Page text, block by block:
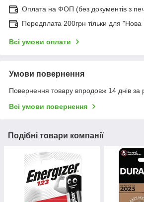
Оплата на ФОП (без документів з
Передплата 200грн тільки для
Всі умови оплати
Умови повернення
Повернення товару впродовж 14 днів за
Всі умови повернення
Подібні товари компанії